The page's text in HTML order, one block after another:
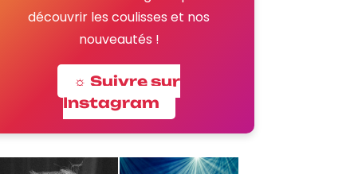
découvrir les coulisses et nos
nouveautés !
☼ Suivre sur
Instagram